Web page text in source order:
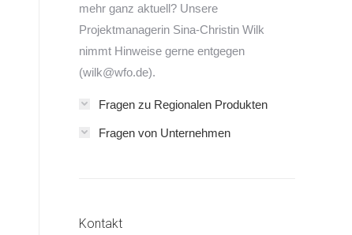
mehr ganz aktuell? Unsere
Projektmanagerin Sina-Christin Wilk
nimmt Hinweise gerne entgegen
(wilk@wfo.de).
Fragen zu Regionalen Produkten
Fragen von Unternehmen
Kontakt